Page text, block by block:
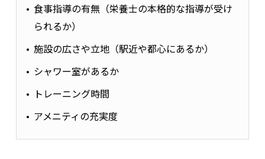
食事指導の有無（栄養士の本格的な指導が受け
られるか）
施設の広さや立地（駅近や都心にあるか）
シャワー室があるか
トレーニング時間
アメニティの充実度